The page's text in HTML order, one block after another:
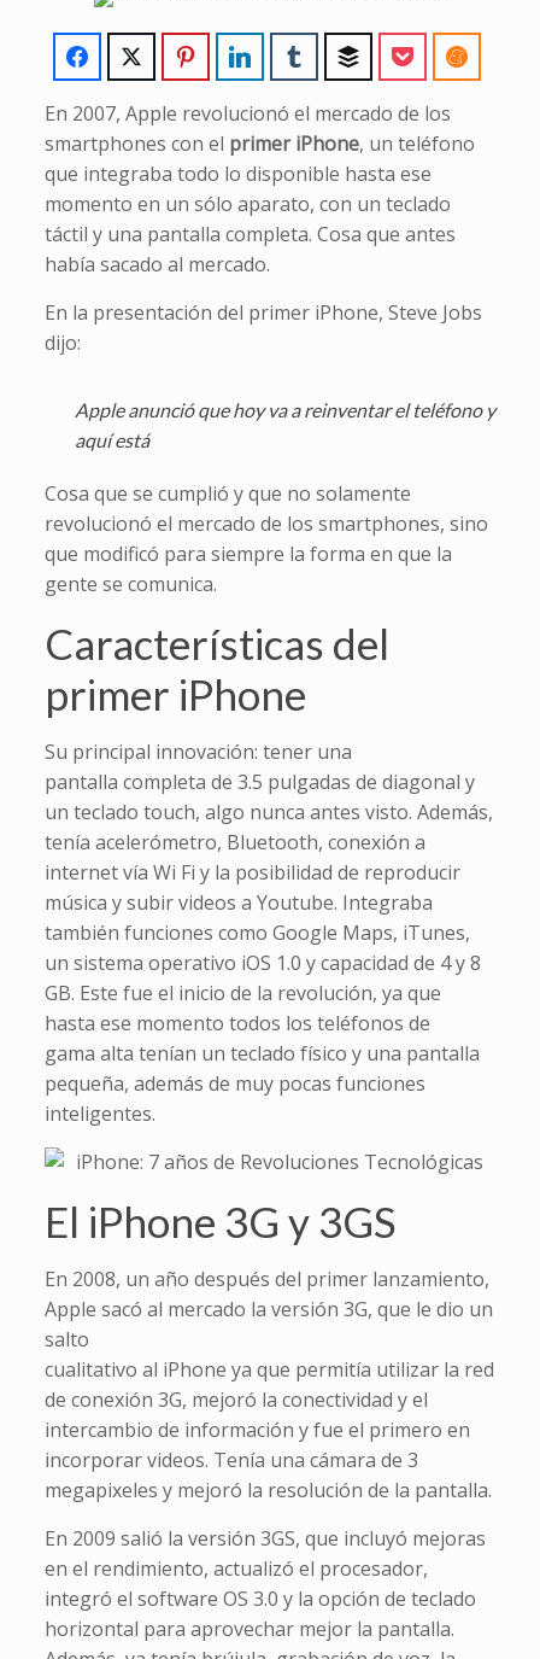
En 2007, Apple revolucionó el mercado de los
smartphones con el primer iPhone, un teléfono
que integraba todo lo disponible hasta ese
momento en un sólo aparato, con un teclado
táctil y una pantalla completa. Cosa que antes
había sacado al mercado.
En la presentación del primer iPhone, Steve Jobs
dijo:
Apple anunció que hoy va a reinventar el teléfono y
aquí está
Cosa que se cumplió y que no solamente
revolucionó el mercado de los smartphones, sino
que modificó para siempre la forma en que la
gente se comunica.
Características del
primer iPhone
Su principal innovación: tener una
pantalla completa de 3.5 pulgadas de diagonal y
un teclado touch, algo nunca antes visto. Además,
tenía acelerómetro, Bluetooth, conexión a
internet vía Wi Fi y la posibilidad de reproducir
música y subir videos a Youtube. Integraba
también funciones como Google Maps, iTunes,
un sistema operativo iOS 1.0 y capacidad de 4 y 8
GB. Este fue el inicio de la revolución, ya que
hasta ese momento todos los teléfonos de
gama alta tenían un teclado físico y una pantalla
pequeña, además de muy pocas funciones
inteligentes.
El iPhone 3G y 3GS
En 2008, un año después del primer lanzamiento,
Apple sacó al mercado la versión 3G, que le dio un
salto
cualitativo al iPhone ya que permitía utilizar la red
de conexión 3G, mejoró la conectividad y el
intercambio de información y fue el primero en
incorporar videos. Tenía una cámara de 3
megapixeles y mejoró la resolución de la pantalla.
En 2009 salió la versión 3GS, que incluyó mejoras
en el rendimiento, actualizó el procesador,
integró el software OS 3.0 y la opción de teclado
horizontal para aprovechar mejor la pantalla.